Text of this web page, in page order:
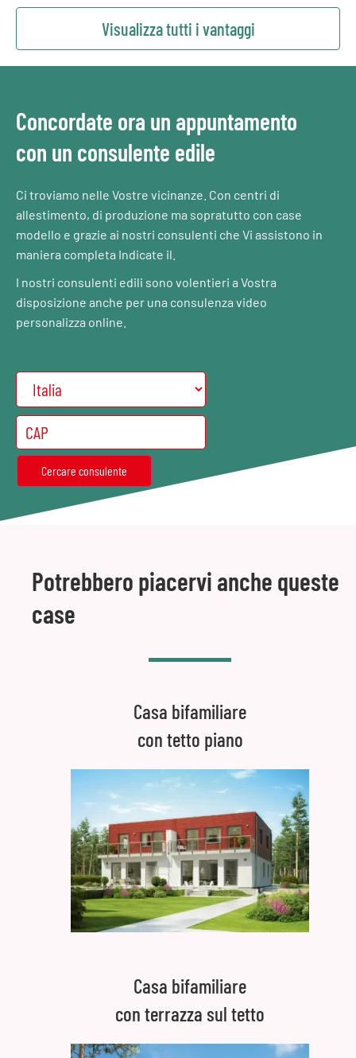
Visualizza tutti i vantaggi
Concordate ora un appuntamento
con un consulente edile
Ci troviamo nelle Vostre vicinanze. Con centri di
allestimento, di produzione ma sopratutto con case
modello e grazie ai nostri consulenti che Vi assistono in
maniera completa Indicate il.
I nostri consulenti edili sono volentieri a Vostra
disposizione anche per una consulenza video
personalizza online.
Potrebbero piacervi anche queste
case
Casa bifamiliare
con tetto piano
Casa bifamiliare
con terrazza sul tetto